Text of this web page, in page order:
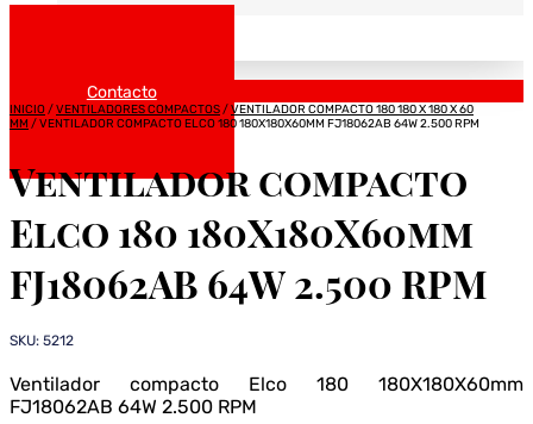
Contacto
INICIO/VENTILADORES COMPACTOS/VENTILADOR COMPACTO 180 180 X 180 X 60
MM / VENTILADOR COMPACTO ELCO 180 180X180X60MM FJ18062AB 64W 2.500 RPM
Ventilador compacto
Elco 180 180X180X60mm
FJ18062AB 64W 2.500 RPM
SKU: 5212
Ventilador compacto Elco 180 180X180X60mm
FJ18062AB 64W 2.500 RPM